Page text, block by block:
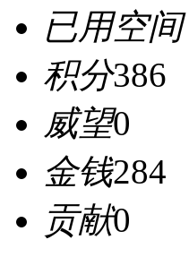
已用空间
积分386
威望0
金钱284
贡献0